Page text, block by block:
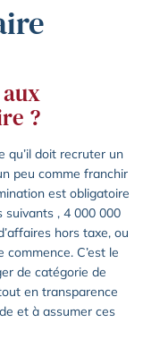
?
qu’il doit recruter un
peu comme franchir
est obligatoire
suivants , 4 000 000
hors taxe, ou
C’est le
de catégorie de
en transparence
et à assumer ces